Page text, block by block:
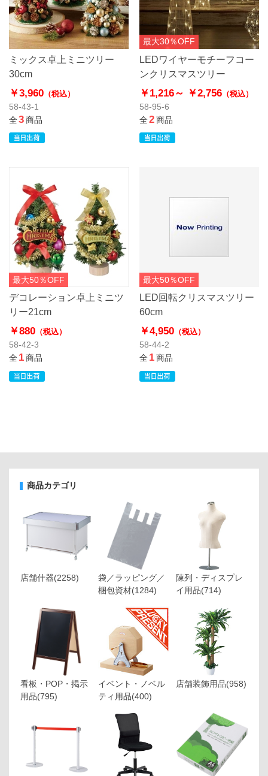
ミックス卓上ミニツリー
30cm
￥3,960 （税込）
58-43-1
全3商品
最大30％OFF
LEDワイヤーモチーフコー
ンクリスマスツリー
￥1,216～ ￥2,756（税込）
58-95-6
全2商品
最大50％OFF
デコレーション卓上ミニツ
リー21cm
￥880 （税込）
58-42-3
全1商品
最大50％OFF
LED回転クリスマスツリー
60cm
￥4,950（税込）
58-44-2
全1商品
商品カテゴリ
店舗什器(2258)
袋／ラッピング／
梱包資材(1284)
陳列・ディスプレ
イ用品(714)
看板・POP・掲示
用品(795)
イベント・ノベル
ティ用品(400)
店舗装飾用品(958)